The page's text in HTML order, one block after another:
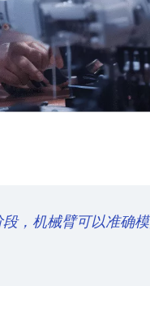
，机械臂可以准确